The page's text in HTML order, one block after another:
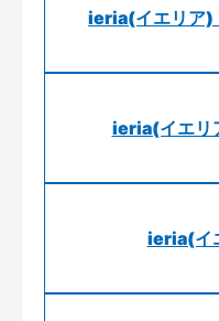
ieria(イエリア)
ieria(イエリ
ieria(イ